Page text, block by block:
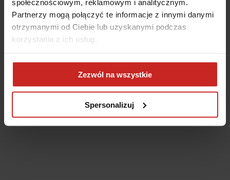
społecznościowym, reklamowym i analitycznym.
Partnerzy mogą połączyć te informacje z innymi danymi
otrzymanymi od Ciebie lub uzyskanymi podczas
korzystania z ich usług.
Zezwól na wszystkie
Spersonalizuj
browser console for more information)